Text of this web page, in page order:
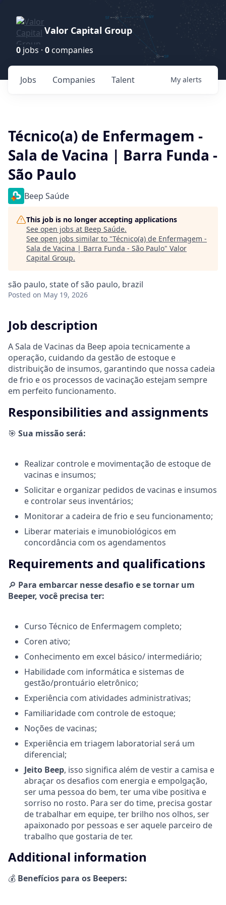
Valor Capital Group
0 jobs · 0 companies
Jobs Companies Talent My alerts
Técnico(a) de Enfermagem -
Sala de Vacina | Barra Funda -
São Paulo
Beep Saúde
This job is no longer accepting applications
See open jobs at Beep Saúde.
See open jobs similar to "Técnico(a) de Enfermagem -
Sala de Vacina | Barra Funda - São Paulo" Valor
Capital Group.
são paulo, state of são paulo, brazil
Posted on May 19, 2026
Job description
A Sala de Vacinas da Beep apoia tecnicamente a
operação, cuidando da gestão de estoque e
distribuição de insumos, garantindo que nossa cadeia
de frio e os processos de vacinação estejam sempre
em perfeito funcionamento.
Responsibilities and assignments
🎯 Sua missão será:
Realizar controle e movimentação de estoque de
vacinas e insumos;
Solicitar e organizar pedidos de vacinas e insumos
e controlar seus inventários;
Monitorar a cadeira de frio e seu funcionamento;
Liberar materiais e imunobiológicos em
concordância com os agendamentos
Requirements and qualifications
🔎 Para embarcar nesse desafio e se tornar um
Beeper, você precisa ter:
Curso Técnico de Enfermagem completo;
Coren ativo;
Conhecimento em excel básico/ intermediário;
Habilidade com informática e sistemas de
gestão/prontuário eletrônico;
Experiência com atividades administrativas;
Familiaridade com controle de estoque;
Noções de vacinas;
Experiência em triagem laboratorial será um
diferencial;
Jeito Beep, isso significa além de vestir a camisa e
abraçar os desafios com energia e empolgação,
ser uma pessoa do bem, ter uma vibe positiva e
sorriso no rosto. Para ser do time, precisa gostar
de trabalhar em equipe, ter brilho nos olhos, ser
apaixonado por pessoas e ser aquele parceiro de
trabalho que gostaria de ter.
Additional information
💰 Benefícios para os Beepers: